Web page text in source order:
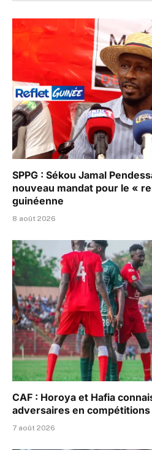
SPPG : Sékou Jamal
nouveau mandat pour le «
guinéenne
8 août 2026
CAF : Horoya et Hafia
adversaires en
7 août 2026